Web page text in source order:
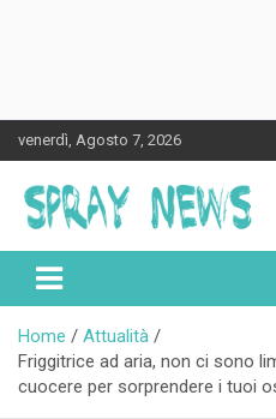
to
content
venerdì, Agosto 7, 2026
Spraynews.it
Home
Attualità
Friggitrice ad aria, non ci sono
cuocere per sorprendere i tuoi